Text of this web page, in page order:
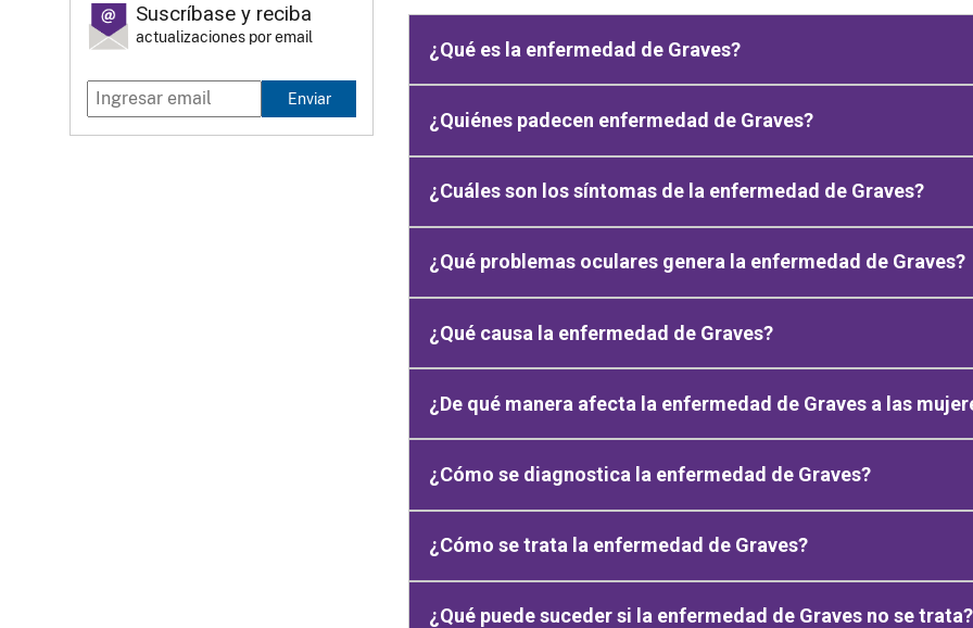
Suscríbase y reciba
actualizaciones por email
Enviar
¿Qué es la enfermedad de Graves?
¿Quiénes padecen enfermedad de Graves?
¿Cuáles son los síntomas de la enfermedad de Graves?
¿Qué problemas oculares genera la enfermedad de Graves?
¿Qué causa la enfermedad de Graves?
¿De qué manera afecta la enfermedad de Graves a las
¿Cómo se diagnostica la enfermedad de Graves?
¿Cómo se trata la enfermedad de Graves?
¿Qué puede suceder si la enfermedad de Graves no se trata?